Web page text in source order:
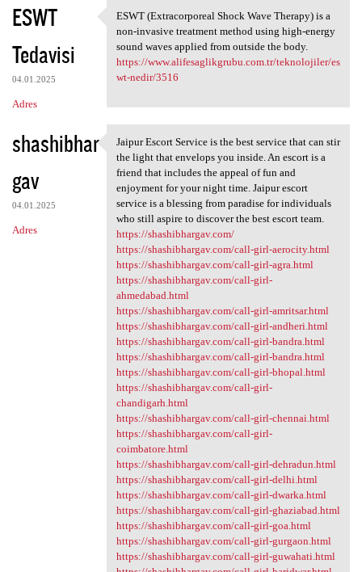
ESWT
Tedavisi
04.01.2025
Adres
ESWT (Extracorporeal Shock
ESWT (Extracorporeal Shock Wave Therapy) is a
non-invasive treatment method using high-energy
sound waves applied from outside the body.
https://www.alifesaglikgrubu.com.tr/teknolojiler/es
wt-nedir/3516
shashibhar
gav
04.01.2025
Adres
Jaipur Escort Service is the
Jaipur Escort Service is the best service that can stir
the light that envelops you inside. An escort is a
friend that includes the appeal of fun and
enjoyment for your night time. Jaipur escort
service is a blessing from paradise for individuals
who still aspire to discover the best escort team.
https://shashibhargav.com/
https://shashibhargav.com/call-girl-aerocity.html
https://shashibhargav.com/call-girl-agra.html
https://shashibhargav.com/call-girl-
ahmedabad.html
https://shashibhargav.com/call-girl-amritsar.html
https://shashibhargav.com/call-girl-andheri.html
https://shashibhargav.com/call-girl-bandra.html
https://shashibhargav.com/call-girl-bandra.html
https://shashibhargav.com/call-girl-bhopal.html
https://shashibhargav.com/call-girl-
chandigarh.html
https://shashibhargav.com/call-girl-chennai.html
https://shashibhargav.com/call-girl-
coimbatore.html
https://shashibhargav.com/call-girl-dehradun.html
https://shashibhargav.com/call-girl-delhi.html
https://shashibhargav.com/call-girl-dwarka.html
https://shashibhargav.com/call-girl-ghaziabad.html
https://shashibhargav.com/call-girl-goa.html
https://shashibhargav.com/call-girl-gurgaon.html
https://shashibhargav.com/call-girl-guwahati.html